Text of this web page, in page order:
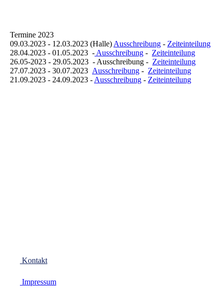
Termine 2023
09.03.2023 - 12.03.2023 (Halle) Ausschreibung - Zeiteinteilung
28.04.2023 - 01.05.2023 - Ausschreibung - Zeiteinteilung
26.05-2023 - 29.05.2023 - Ausschreibung - Zeiteinteilung
27.07.2023 - 30.07.2023 Ausschreibung - Zeiteinteilung
21.09.2023 - 24.09.2023 - Ausschreibung - Zeiteinteilung
Kontakt
Impressum